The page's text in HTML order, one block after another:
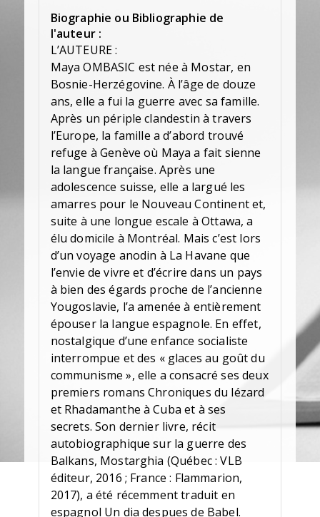
Biographie ou Bibliographie de
l'auteur :
L’AUTEURE :
Maya OMBASIC est née à Mostar, en
Bosnie-Herzégovine. À l’âge de douze
ans, elle a fui la guerre avec sa famille.
Après un périple clandestin à travers
l’Europe, la famille a d’abord trouvé
refuge à Genève où Maya a fait sienne
la langue française. Après une
adolescence suisse, elle a largué les
amarres pour le Nouveau Continent et,
suite à une longue escale à Ottawa, a
élu domicile à Montréal. Mais c’est lors
d’un voyage anodin à La Havane que
l’envie de vivre et d’écrire dans un pays
à bien des égards proche de l’ancienne
Yougoslavie, l’a amenée à entièrement
épouser la langue espagnole. En effet,
nostalgique d’une enfance socialiste
interrompue et des « glaces au goût du
communisme », elle a consacré ses deux
premiers romans Chroniques du lézard
et Rhadamanthe à Cuba et à ses
secrets. Son dernier livre, récit
autobiographique sur la guerre des
Balkans, Mostarghia (Québec : VLB
éditeur, 2016 ; France : Flammarion,
2017), a été récemment traduit en
espagnol Un dia despues de Babel.